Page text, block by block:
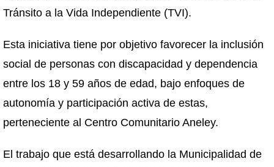
Tránsito a la Vida Independiente (TVI).
Esta iniciativa tiene por objetivo favorecer la inclusión
social de personas con discapacidad y dependencia
entre los 18 y 59 años de edad, bajo enfoques de
autonomía y participación activa de estas,
perteneciente al Centro Comunitario Aneley.
El trabajo que está desarrollando la Municipalidad de